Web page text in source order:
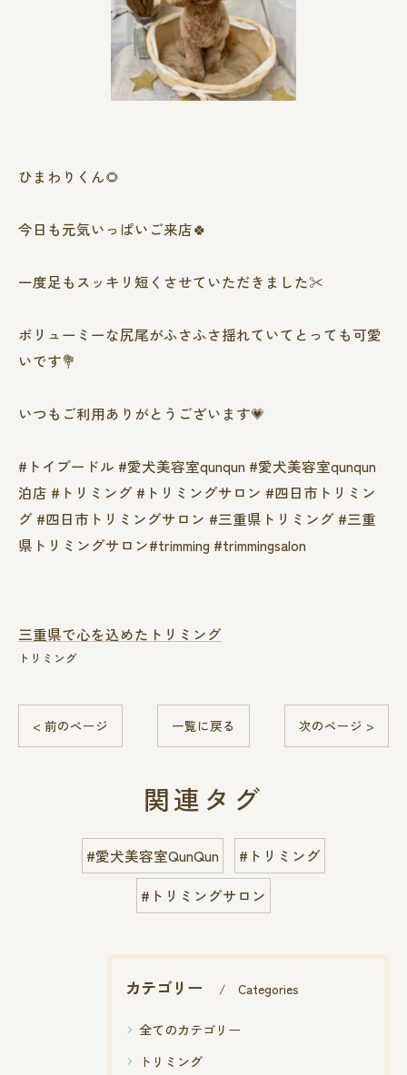
ひまわりくん🌻
今日も元気いっぱいご来店🍀
一度足もスッキリ短くさせていただきました✂️
ボリューミーな尻尾がふさふさ揺れていてとっても可愛
いです💐
いつもご利用ありがとうございます💗
#トイプードル #愛犬美容室qunqun #愛犬美容室qunqun
泊店 #トリミング #トリミングサロン #四日市トリミン
グ #四日市トリミングサロン #三重県トリミング #三重
県トリミングサロン#trimming #trimmingsalon
三重県で心を込めたトリミング
トリミング
< 前のページ 一覧に戻る 次のページ >
関連タグ
#愛犬美容室QunQun
#トリミング
#トリミングサロン
カテゴリー Categories
全てのカテゴリー
トリミング